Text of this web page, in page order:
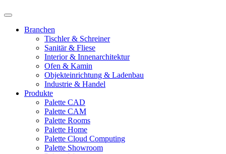
Branchen
Tischler & Schreiner
Sanitär & Fliese
Interior & Innenarchitektur
Ofen & Kamin
Objekteinrichtung & Ladenbau
Industrie & Handel
Produkte
Palette CAD
Palette CAM
Palette Rooms
Palette Home
Palette Cloud Computing
Palette Showroom